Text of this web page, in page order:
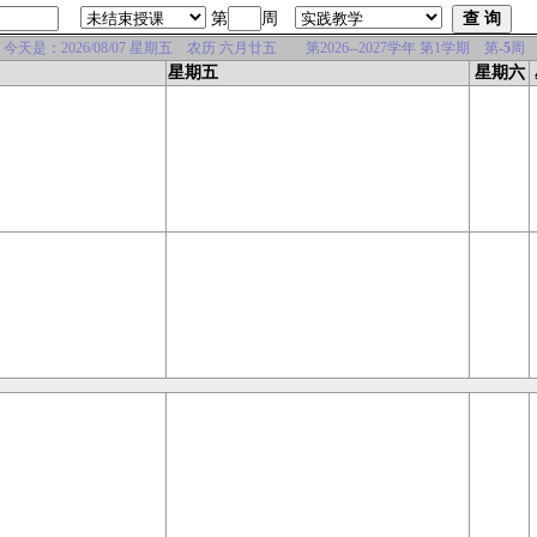
第 周
是：2026/08/07 星期五 农历 六月廿五 第2026--2027学年 第1学期 第-5周
星期五 星期六